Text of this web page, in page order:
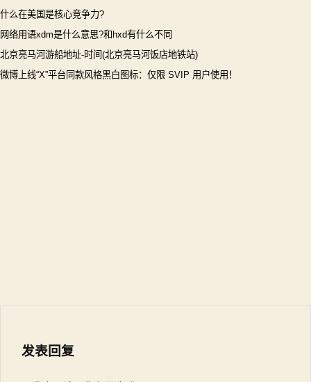
什么在美国是核心竞争力?
网络用语xdm是什么意思?和hxd有什么不同
北京亮马河游船地址-时间(北京亮马河饭店地铁站)
微博上线“X”平台同款风格黑白图标：仅限 SVIP 用户使用！
发表回复